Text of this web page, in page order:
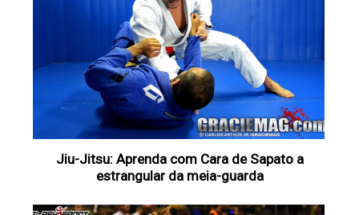
Jiu-Jitsu: Aprenda com Cara de Sapato a
estrangular da meia-guarda